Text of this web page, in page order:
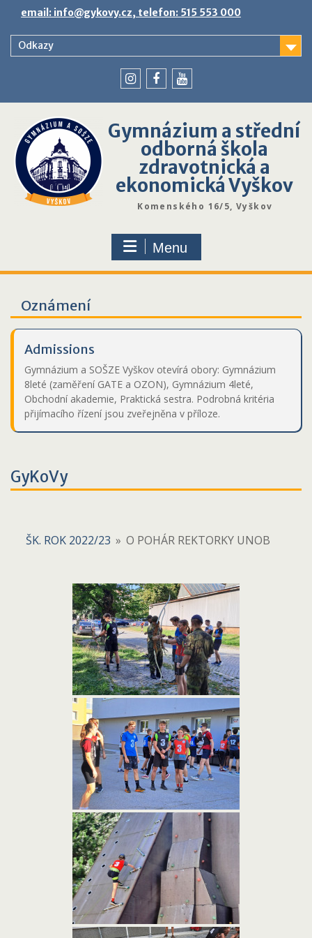
content
email: info@gykovy.cz, telefon: 515 553 000
Odkazy
Gymnázium a střední
odborná škola
zdravotnická a
ekonomická Vyškov
Komenského 16/5, Vyškov
Menu
Oznámení
Admissions
Gymnázium a SOŠZE Vyškov otevírá obory: Gymnázium
8leté (zaměření GATE a OZON), Gymnázium 4leté,
Obchodní akademie, Praktická sestra. Podrobná kritéria
přijímacího řízení jsou zveřejněna v příloze.
GyKoVy
ŠK. ROK 2022/23 » O POHÁR REKTORKY UNOB